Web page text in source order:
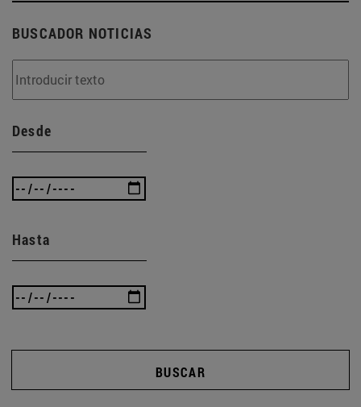
BUSCADOR NOTICIAS
Desde
Hasta
BUSCAR